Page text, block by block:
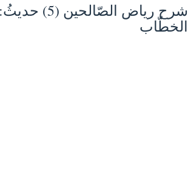
شرح رياض
الخطّاب